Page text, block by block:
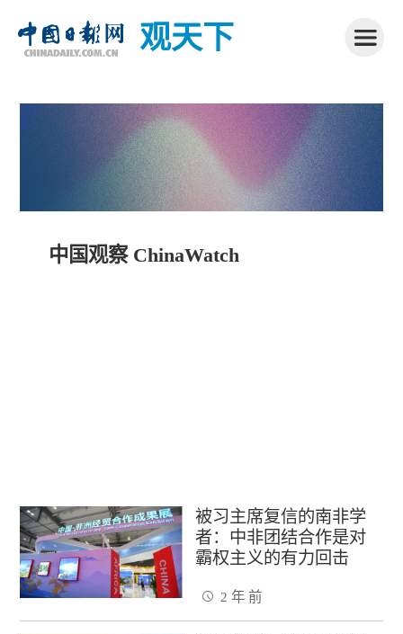
观天下
中国观察 ChinaWatch
被习主席复信的南非学
者：中非团结合作是对
霸权主义的有力回击
2 年 前